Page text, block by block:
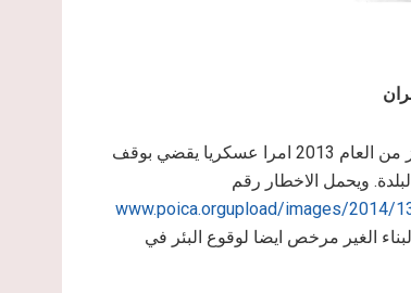
كما أخطرت سلطات الاحتلال الإسرائيلي في الرابع والعشرين من شهر تموز من العام 2013 امرا عسكريا يقضي بوقف
ويحمل الاخطار رقم
www.poica.orgupload/images/2014/
الغير مرخص ايضا لوقوع البئر في